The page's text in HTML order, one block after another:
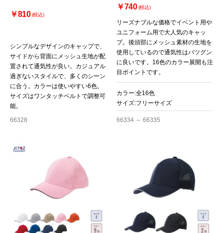
￥810 (税込)
シンプルなデザインのキャップで、
サイドから背面にメッシュ生地が配
置されて通気性が良い。カジュアル
過ぎないスタイルで、多くのシーン
に合う。カラーは使いやすい6色。
サイズはワンタッチベルトで調整可
能。
66328
￥740 (税込)
リーズナブルな価格でイベント用や
ユニフォーム用で大人気のキャッ
プ。後頭部にメッシュ素材の生地を
使用しているので通気性はバツグン
に良いです。16色のカラー展開も注
目ポイントです。
カラー:全16色
サイズ:フリーサイズ
66334 ～ 66335